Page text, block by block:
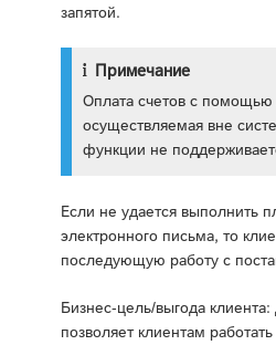
запятой.
Примечание
Оплата счетов с помощью
осуществляемая вне
функции не
Если не удается выполнить
электронного письма, то
последующую работу с
Бизнес-цель/выгода
позволяет клиентам